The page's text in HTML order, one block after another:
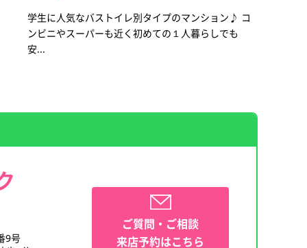
学生に人気なバストイレ別タイプのマンション♪ コ
ンビニやスーパーも近く初めての１人暮らしでも
安...
9号
ご質問・ご相談
来店予約はこちら